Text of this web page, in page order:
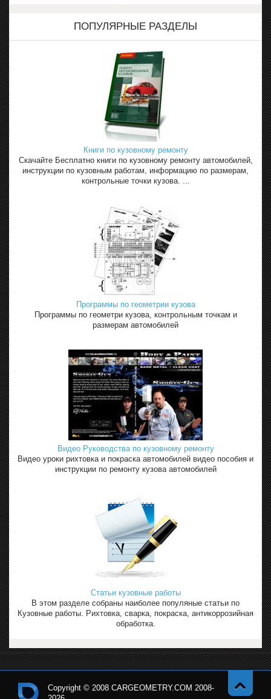
ПОПУЛЯРНЫЕ РАЗДЕЛЫ
Книги по кузовному ремонту
Скачайте Бесплатно книги по кузовному ремонту автомобилей,
инструкции по кузовным работам, информацию по размерам,
контрольные точки кузова. ...
Программы по геометрии кузова
Программы по геометри кузова, контрольным точкам и
размерам автомобилей
Видео Руководства по кузовному ремонту
Видео уроки рихтовка и покраска автомобилей видео пособия и
инструкции по ремонту кузова автомобилей
Статьи кузовные работы
В этом разделе собраны наиболее популяные статьи по
Кузовные работы. Рихтовка, сварка, покраска, антикоррозийная
обработка.
Copyright © 2008 CARGEOMETRY.COM 2008-